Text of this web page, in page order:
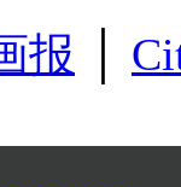
报